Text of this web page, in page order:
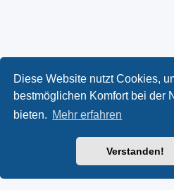
Diese Website nutzt Cookies,
bestmöglichen Komfort bei der
bieten. Mehr erfahren
Verstanden!